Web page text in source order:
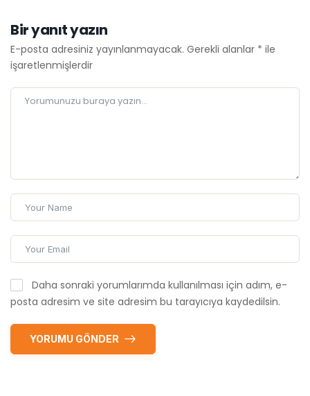
Bir yanıt yazın
E-posta adresiniz yayınlanmayacak. Gerekli alanlar * ile
işaretlenmişlerdir
Daha sonraki yorumlarımda kullanılması için adım, e-
posta adresim ve site adresim bu tarayıcıya kaydedilsin.
YORUMU GÖNDER